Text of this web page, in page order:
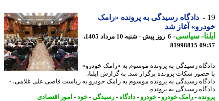
دادگاه رسیدگی به پرونده «رامک
آغاز شد
-سیاسی-
6 روز پیش - شنبه 10 مرداد 1405،
81998815
رسیدگی به پرونده موسوم به «رامک خودرو»
شکات پرونده برگزار شد. به گزارش ایلنا،
رسیدگی به پرونده موسوم به رامک خودرو به ریاست قاضی علی غلامی، -
رسیدگی به پرونده ...
-رامک خودرو-خودرو-دادگاه -رسیدگی-خود -امور اقتصادی